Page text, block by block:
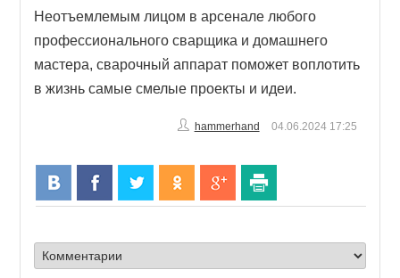
Неотъемлемым лицом в арсенале любого
профессионального сварщика и домашнего
мастера, сварочный аппарат поможет воплотить
в жизнь самые смелые проекты и идеи.
04.06.2024 17:25
hammerhand